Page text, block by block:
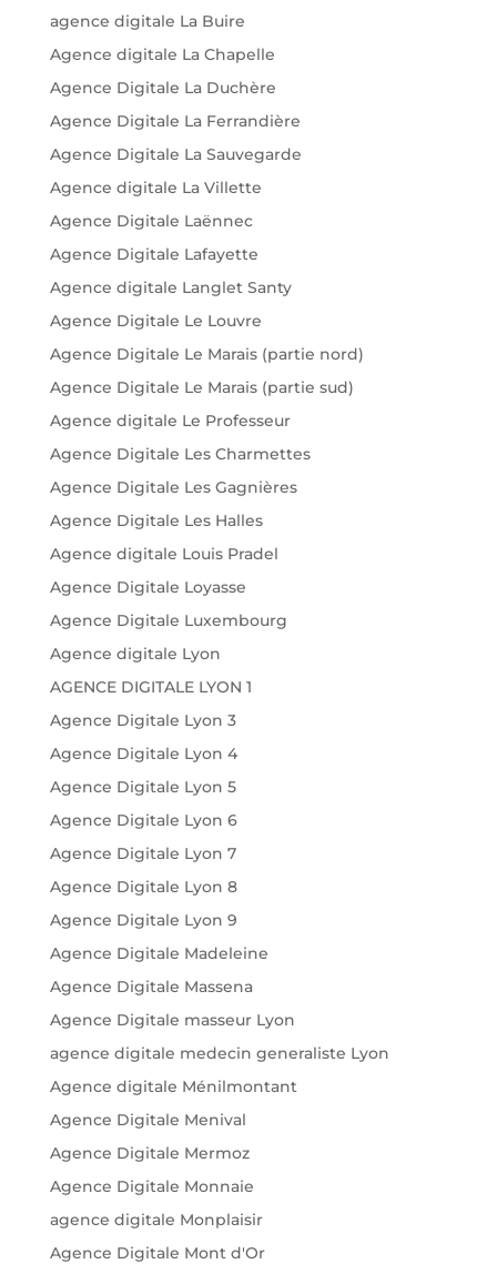
agence digitale La Buire
Agence digitale La Chapelle
Agence Digitale La Duchère
Agence Digitale La Ferrandière
Agence Digitale La Sauvegarde
Agence digitale La Villette
Agence Digitale Laënnec
Agence Digitale Lafayette
Agence digitale Langlet Santy
Agence Digitale Le Louvre
Agence Digitale Le Marais (partie nord)
Agence Digitale Le Marais (partie sud)
Agence digitale Le Professeur
Agence Digitale Les Charmettes
Agence Digitale Les Gagnières
Agence Digitale Les Halles
Agence digitale Louis Pradel
Agence Digitale Loyasse
Agence Digitale Luxembourg
Agence digitale Lyon
AGENCE DIGITALE LYON 1
Agence Digitale Lyon 3
Agence Digitale Lyon 4
Agence Digitale Lyon 5
Agence Digitale Lyon 6
Agence Digitale Lyon 7
Agence Digitale Lyon 8
Agence Digitale Lyon 9
Agence Digitale Madeleine
Agence Digitale Massena
Agence Digitale masseur Lyon
agence digitale medecin generaliste Lyon
Agence digitale Ménilmontant
Agence Digitale Menival
Agence Digitale Mermoz
Agence Digitale Monnaie
agence digitale Monplaisir
Agence Digitale Mont d'Or